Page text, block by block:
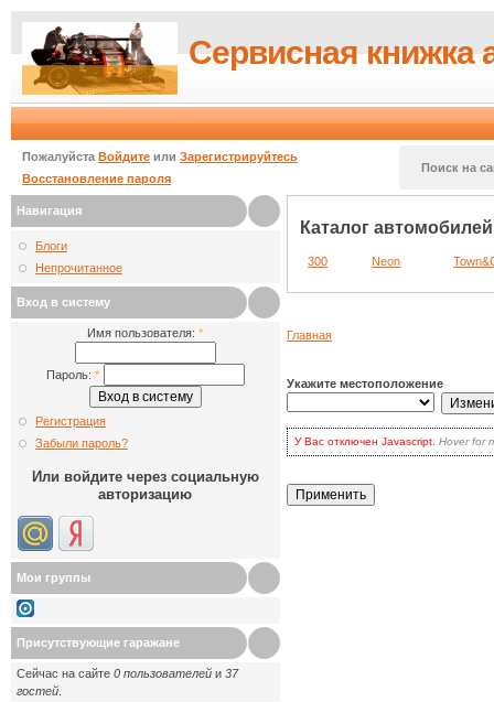
Сервисная книжка
Пожалуйста Войдите или Зарегистрируйтесь
Восстановление пароля
Поиск на
Навигация
Блоги
Непрочитанное
Вход в систему
Имя пользователя:*
Пароль:*
Регистрация
Забыли пароль?
Или войдите через социальную
авторизацию
Мои группы
Присутствующие гаражане
Сейчас на сайте 0 пользователей и 37
гостей
Каталог
300 Neon
Главная
Укажите местоположение
У Вас отключен Javascript. Hover for
для волнения: вы по-прежнему
наиболее продвинутых.
Кликать на кнопке